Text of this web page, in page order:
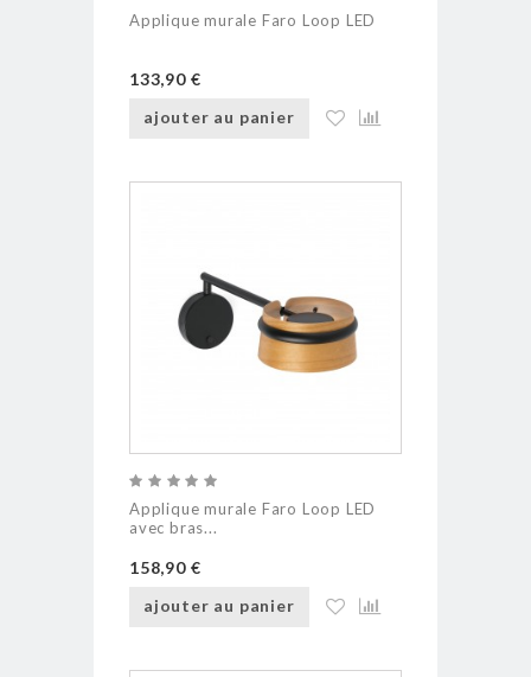
Applique murale Faro Loop LED
133,90 €
ajouter au panier
Applique murale Faro Loop LED
avec bras...
158,90 €
ajouter au panier